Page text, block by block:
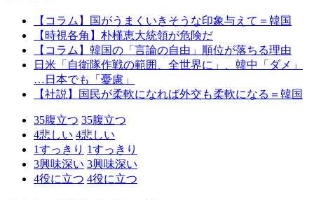
【コラム】国がうまくいきそうな印象与えて＝韓国
【時視各角】朴槿恵大統領が危険だ
【コラム】韓国の「言論の自由」順位が落ちる理由
日米「自衛隊作戦の範囲、全世界に」、韓中「ダメ」
…日本でも「憂慮」
【社説】国民が柔軟になれば外交も柔軟になる＝韓国
35腹立つ 35腹立つ
4悲しい 4悲しい
1すっきり 1すっきり
3興味深い 3興味深い
4役に立つ 4役に立つ